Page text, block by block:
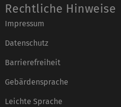
Rechtliche Hinweise
Impressum
Datenschutz
Barrierefreiheit
Gebärdensprache
Leichte Sprache